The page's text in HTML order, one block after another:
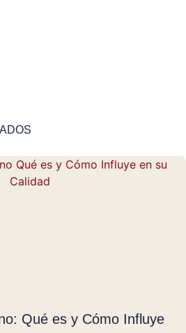
Qué es y Cómo Influye